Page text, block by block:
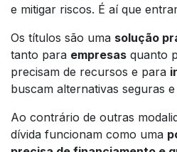
e mitigar riscos. É aí que
Os títulos são uma solução
tanto para empresas quanto
precisam de recursos e para
buscam alternativas seguras
Ao contrário de outras
dívida funcionam como uma